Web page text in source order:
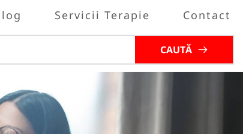
Servicii Terapie Contact
CAUTĂ